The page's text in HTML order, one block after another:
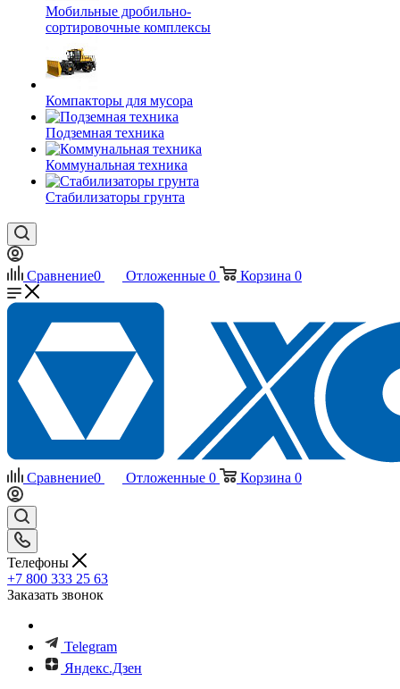
Мобильные дробильно-
сортировочные комплексы
Компакторы для мусора
Подземная техника
Коммунальная техника
Стабилизаторы грунта
Сравнение0 Отложенные 0 Корзина 0
Сравнение0 Отложенные 0 Корзина 0
Телефоны
+7 800 333 25 63
Заказать звонок
Telegram
Яндекс.Дзен